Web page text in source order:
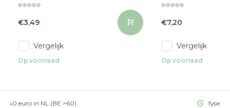
€3,49
Vergelijk
Op voorraad
€7,20
Vergelijk
Op voorraad
>40 euro in NL (BE >60) fysieke